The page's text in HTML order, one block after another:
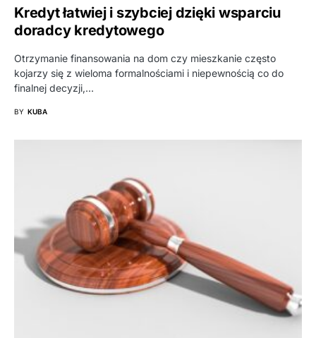
Kredyt łatwiej i szybciej dzięki wsparciu
doradcy kredytowego
Otrzymanie finansowania na dom czy mieszkanie często
kojarzy się z wieloma formalnościami i niepewnością co do
finalnej decyzji,…
BY KUBA